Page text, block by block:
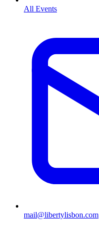
All Events
mail@libertylisbon.com